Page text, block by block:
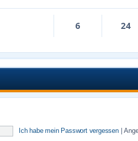
6 24
Ich habe mein Passwort vergessen